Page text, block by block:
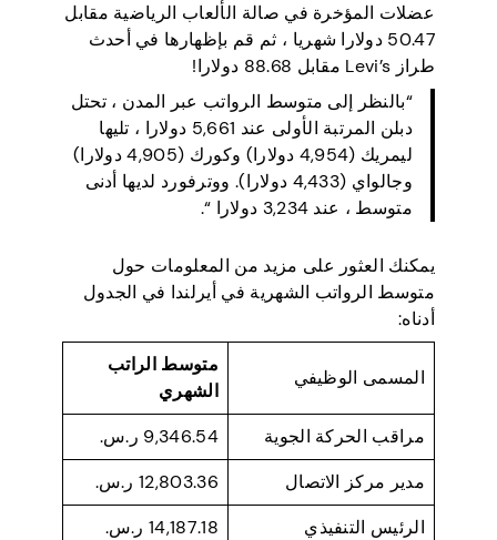
عضلات المؤخرة في صالة الألعاب الرياضية مقابل
50.47 دولارا شهريا ، ثم قم بإظهارها في أحدث
طراز Levi’s مقابل 88.68 دولارا!
“بالنظر إلى متوسط الرواتب عبر المدن ، تحتل
دبلن المرتبة الأولى عند 5,661 دولارا ، تليها
ليمريك (4,954 دولارا) وكورك (4,905 دولارا)
وجالواي (4,433 دولارا). ووترفورد لديها أدنى
متوسط ، عند 3,234 دولارا “.
يمكنك العثور على مزيد من المعلومات حول
متوسط الرواتب الشهرية في أيرلندا في الجدول
أدناه:
المسمى الوظيفي
متوسط الراتب
الشهري
مراقب الحركة الجوية
9,346.54 ر.س.
مدير مركز الاتصال
12,803.36 ر.س.
الرئيس التنفيذي
14,187.18 ر.س.